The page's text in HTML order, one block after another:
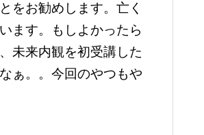
をお勧めします。亡く
ます。もしよかったら
未来内観を初受講した
ぁ。。今回のやつもや